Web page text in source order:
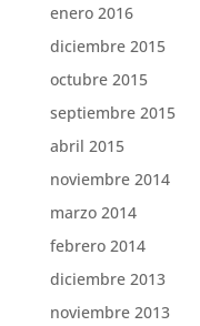
enero 2016
diciembre 2015
octubre 2015
septiembre 2015
abril 2015
noviembre 2014
marzo 2014
febrero 2014
diciembre 2013
noviembre 2013